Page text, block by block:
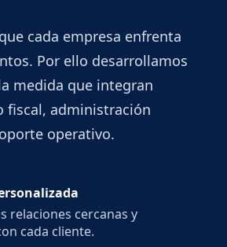
cada empresa enfrenta
Por ello desarrollamos
medida que integran
fiscal, administración
operativo.
relaciones cercanas y
cada cliente.